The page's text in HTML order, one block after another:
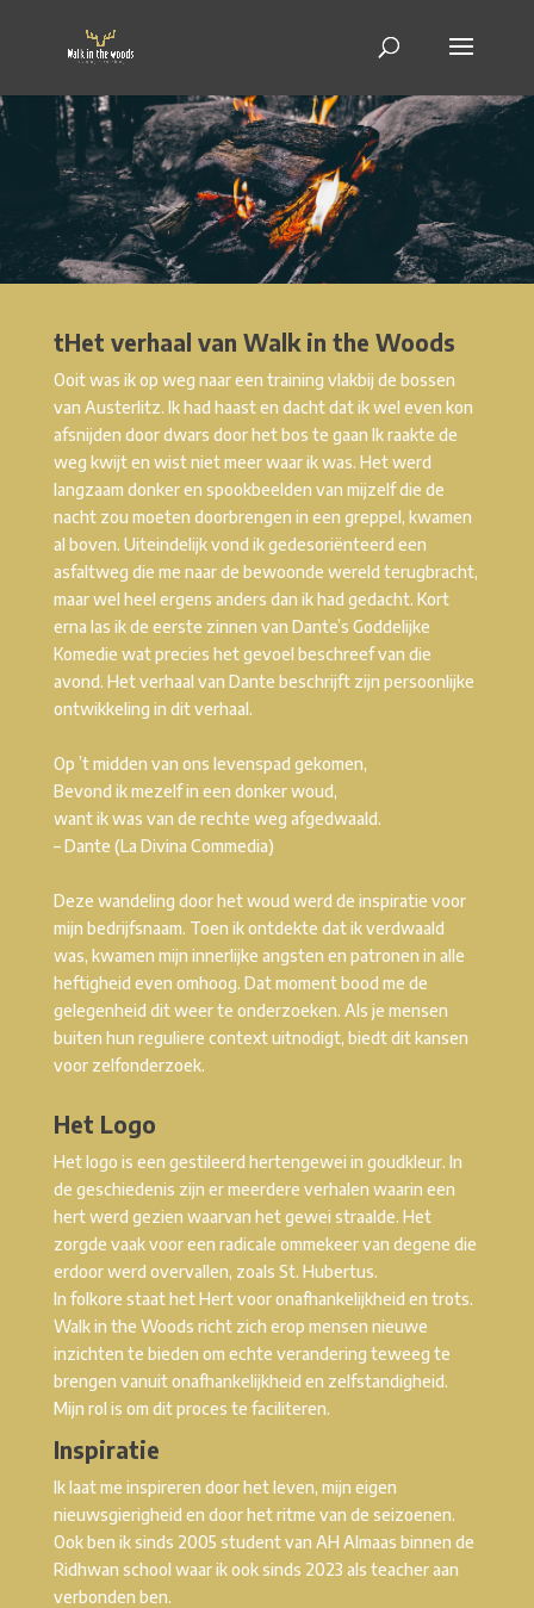
tHet verhaal van Walk in the Woods
Ooit was ik op weg naar een training vlakbij de bossen
van Austerlitz. Ik had haast en dacht dat ik wel even kon
afsnijden door dwars door het bos te gaan Ik raakte de
weg kwijt en wist niet meer waar ik was. Het werd
langzaam donker en spookbeelden van mijzelf die de
nacht zou moeten doorbrengen in een greppel, kwamen
al boven. Uiteindelijk vond ik gedesoriënteerd een
asfaltweg die me naar de bewoonde wereld terugbracht,
maar wel heel ergens anders dan ik had gedacht. Kort
erna las ik de eerste zinnen van Dante’s Goddelijke
Komedie wat precies het gevoel beschreef van die
avond. Het verhaal van Dante beschrijft zijn persoonlijke
ontwikkeling in dit verhaal.
Op ’t midden van ons levenspad gekomen,
Bevond ik mezelf in een donker woud,
want ik was van de rechte weg afgedwaald.
– Dante (La Divina Commedia)
Deze wandeling door het woud werd de inspiratie voor
mijn bedrijfsnaam. Toen ik ontdekte dat ik verdwaald
was, kwamen mijn innerlijke angsten en patronen in alle
heftigheid even omhoog. Dat moment bood me de
gelegenheid dit weer te onderzoeken. Als je mensen
buiten hun reguliere context uitnodigt, biedt dit kansen
voor zelfonderzoek.
Het Logo
Het logo is een gestileerd hertengewei in goudkleur. In
de geschiedenis zijn er meerdere verhalen waarin een
hert werd gezien waarvan het gewei straalde. Het
zorgde vaak voor een radicale ommekeer van degene die
erdoor werd overvallen, zoals St. Hubertus.
In folkore staat het Hert voor onafhankelijkheid en trots.
Walk in the Woods richt zich erop mensen nieuwe
inzichten te bieden om echte verandering teweeg te
brengen vanuit onafhankelijkheid en zelfstandigheid.
Mijn rol is om dit proces te faciliteren.
Inspiratie
Ik laat me inspireren door het leven, mijn eigen
nieuwsgierigheid en door het ritme van de seizoenen.
Ook ben ik sinds 2005 student van AH Almaas binnen de
Ridhwan school waar ik ook sinds 2023 als teacher aan
verbonden ben.